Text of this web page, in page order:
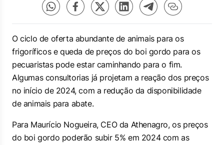
O ciclo de oferta abundante de animais para os
frigoríficos e queda de preços do boi gordo para os
pecuaristas pode estar caminhando para o fim.
Algumas consultorias já projetam a reação dos preços
no início de 2024, com a redução da disponibilidade
de animais para abate.
Para Maurício Nogueira, CEO da Athenagro, os preços
do boi gordo poderão subir 5% em 2024 com as